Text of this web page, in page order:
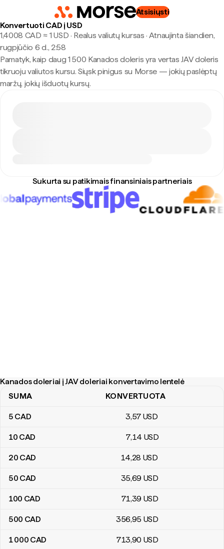
Atsisiųsti
Konvertuoti CAD į USD
1,4008 CAD ≈ 1 USD · Realus valiutų kursas · Atnaujinta šiandien,
rugpjūčio 6 d., 2:58
Pamatyk, kaip daug 1 500 Kanados doleris yra vertas JAV doleris
tikruoju valiutos kursu. Siųsk pinigus su Morse — jokių paslėptų
maržų, jokių išduotų kursų.
Sukurta su patikimais finansiniais partneriais
Kanados doleriai į JAV doleriai konvertavimo lentelė
Kanados doleriai į JAV doleriai konvertavimo lentelė
SUMA KONVERTUOTA
5 CAD 3,57 USD
10 CAD 7,14 USD
20 CAD 14,28 USD
50 CAD 35,69 USD
100 CAD 71,39 USD
500 CAD 356,95 USD
1 000 CAD 713,90 USD